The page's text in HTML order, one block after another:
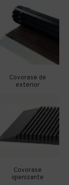
Covorase de
exterior
Covorase
igienizante